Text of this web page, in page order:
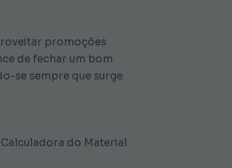
promoções
de fechar um bom
se sempre que surge
do Material